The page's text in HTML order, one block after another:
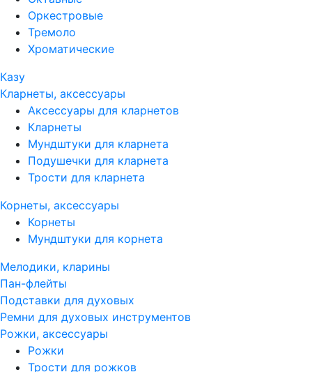
Оркестровые
Тремоло
Хроматические
Казу
Кларнеты, аксессуары
Аксессуары для кларнетов
Кларнеты
Мундштуки для кларнета
Подушечки для кларнета
Трости для кларнета
Корнеты, аксессуары
Корнеты
Мундштуки для корнета
Мелодики, кларины
Пан-флейты
Подставки для духовых
Ремни для духовых инструментов
Рожки, аксессуары
Рожки
Трости для рожков